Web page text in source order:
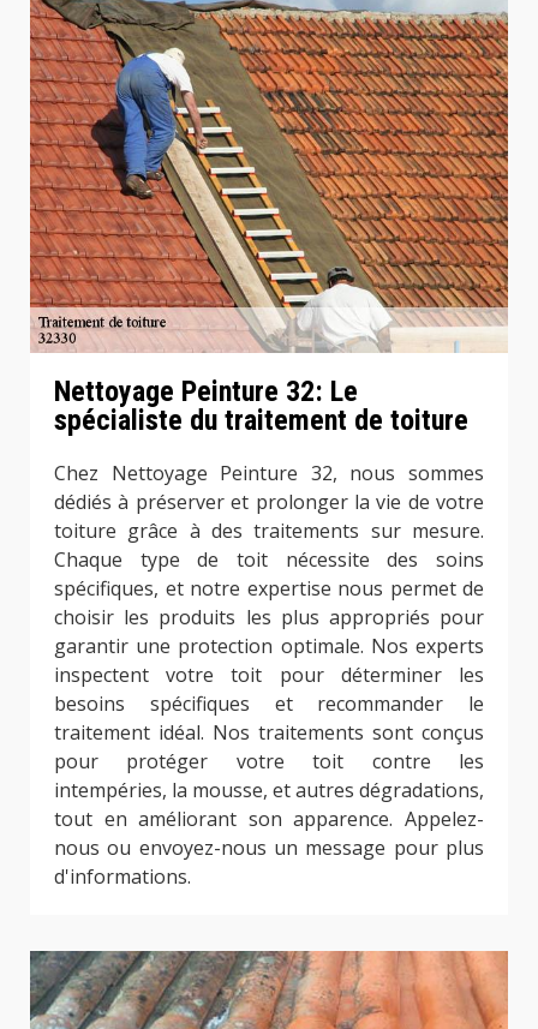
Nettoyage Peinture 32: Le
spécialiste du traitement de toiture
Chez Nettoyage Peinture 32, nous sommes
dédiés à préserver et prolonger la vie de votre
toiture grâce à des traitements sur mesure.
Chaque type de toit nécessite des soins
spécifiques, et notre expertise nous permet de
choisir les produits les plus appropriés pour
garantir une protection optimale. Nos experts
inspectent votre toit pour déterminer les
besoins spécifiques et recommander le
traitement idéal. Nos traitements sont conçus
pour protéger votre toit contre les
intempéries, la mousse, et autres dégradations,
tout en améliorant son apparence. Appelez-
nous ou envoyez-nous un message pour plus
d'informations.